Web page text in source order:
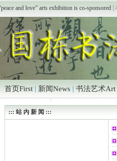
站正式开通 [本站 2011/6/18 12:39:04]
首页First | 新闻News | 书法艺术Art
::: 站 内 新 闻 :::